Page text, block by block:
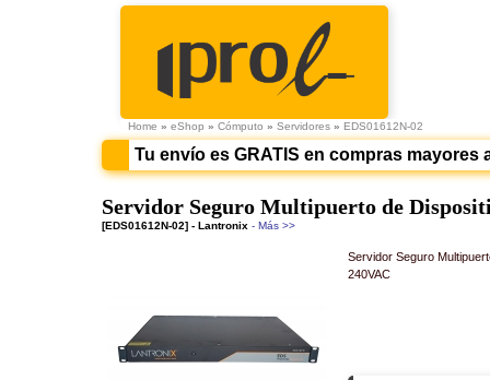
Home » eShop » Cómputo » Servidores » EDS01612N-02
Tu envío es GRATIS en compras mayores
Servidor Seguro Multipuerto de
[EDS01612N-02] - Lantronix - Más >>
Servidor Seguro
240VAC